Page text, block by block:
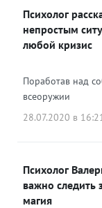
Психолог
непростым
любой кризис
Поработав над
всеоружии
28.07.2020 в
Психолог
важно следить
магия